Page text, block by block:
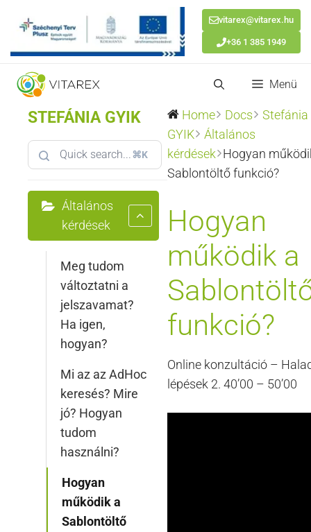
vitarex@vitarex.hu
+36 1 385 1949
Kilépés
tartalomba
Menü
STEFÁNIA GYIK
⌘K
Általános
kérdések
Meg tudom
változtatni a
jelszavamat?
Ha igen,
hogyan?
Mi az az AdHoc
keresés? Mire
jó? Hogyan
tudom
használni?
Hogyan
működik a
Sablontöltő
Home Docs
Stefánia
GYIK
Általános
kérdések Hogyan
Sablontöltő funkció?
Hogyan
működik a
funkció?
Online konzultáció –
lépések 2. 40’00 – 50’00